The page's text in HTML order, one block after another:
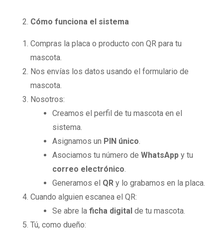
Cómo funciona el sistema
Compras la placa o producto con QR para tu
mascota.
Nos envías los datos usando el formulario de
mascota.
Nosotros:
Creamos el perfil de tu mascota en el
sistema.
Asignamos un PIN único.
Asociamos tu número de WhatsApp y tu
correo electrónico.
Generamos el QR y lo grabamos en la placa.
Cuando alguien escanea el QR:
Se abre la ficha digital de tu mascota.
Tú, como dueño: